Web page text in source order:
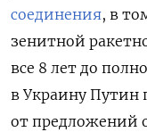
соединения, в
зенитной
все 8 лет до
в Украину Путин
от предложений